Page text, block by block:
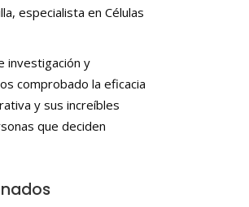
especialista en Células
investigación y
comprobado la eficacia
y sus increíbles
que deciden